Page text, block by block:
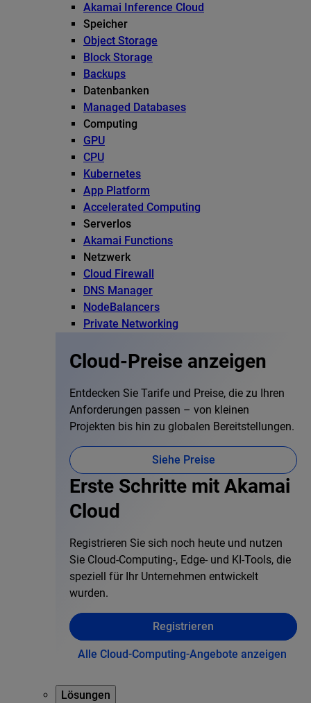
Akamai Inference Cloud
Speicher
Object Storage
Block Storage
Backups
Datenbanken
Managed Databases
Computing
GPU
CPU
Kubernetes
App Platform
Accelerated Computing
Serverlos
Akamai Functions
Netzwerk
Cloud Firewall
DNS Manager
NodeBalancers
Private Networking
Cloud-Preise anzeigen
Entdecken Sie Tarife und Preise, die zu Ihren
Anforderungen passen – von kleinen
Projekten bis hin zu globalen Bereitstellungen.
Siehe Preise
Erste Schritte mit Akamai
Cloud
Registrieren Sie sich noch heute und nutzen
Sie Cloud-Computing-, Edge- und KI-Tools, die
speziell für Ihr Unternehmen entwickelt
wurden.
Registrieren
Alle Cloud-Computing-Angebote anzeigen
Lösungen